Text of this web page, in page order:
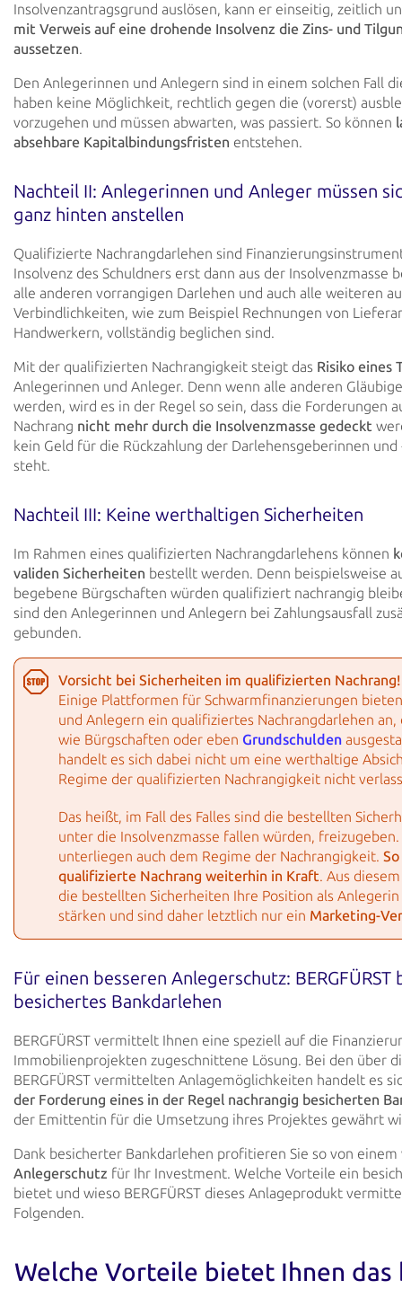
Insolvenzantragsgrund auslösen, kann er einseitig, zeitlich
mit Verweis auf eine drohende Insolvenz die Zins- und
aussetzen.
Den Anlegerinnen und Anlegern sind in einem solchen Fall
haben keine Möglichkeit, rechtlich gegen die (vorerst)
vorzugehen und müssen abwarten, was passiert. So können
absehbare Kapitalbindungsfristen entstehen.
Nachteil II: Anlegerinnen und Anleger müssen
ganz hinten anstellen
Qualifizierte Nachrangdarlehen sind
Insolvenz des Schuldners erst dann aus der Insolvenzmasse
alle anderen vorrangigen Darlehen und auch alle weiteren
Verbindlichkeiten, wie zum Beispiel Rechnungen von
Handwerkern, vollständig beglichen sind.
Mit der qualifizierten Nachrangigkeit steigt das Risiko eines
Anlegerinnen und Anleger. Denn wenn alle anderen
werden, wird es in der Regel so sein, dass die Forderungen
Nachrang nicht mehr durch die Insolvenzmasse gedeckt
kein Geld für die Rückzahlung der Darlehensgeberinnen
steht.
Nachteil III: Keine werthaltigen Sicherheiten
Im Rahmen eines qualifizierten Nachrangdarlehens können
validen Sicherheiten bestellt werden. Denn beispielsweise
begebene Bürgschaften würden qualifiziert nachrangig
sind den Anlegerinnen und Anlegern bei Zahlungsausfall
gebunden.
Vorsicht bei Sicherheiten im qualifizierten Nachrang!
Einige Plattformen für Schwarmfinanzierungen
und Anlegern ein qualifiziertes Nachrangdarlehen
wie Bürgschaften oder eben Grundschulden
handelt es sich dabei nicht um eine werthaltige
Regime der qualifizierten Nachrangigkeit nicht
Das heißt, im Fall des Falles sind die bestellten
unter die Insolvenzmasse fallen würden,
unterliegen auch dem Regime der Nachrangigkeit.
qualifizierte Nachrang weiterhin in Kraft. Aus
die bestellten Sicherheiten Ihre Position als
stärken und sind daher letztlich nur ein Marketing-
Für einen besseren Anlegerschutz:
besichertes Bankdarlehen
BERGFÜRST vermittelt Ihnen eine speziell auf die
Immobilienprojekten zugeschnittene Lösung. Bei den über
BERGFÜRST vermittelten Anlagemöglichkeiten handelt es
der Forderung eines in der Regel nachrangig besicherten
der Emittentin für die Umsetzung ihres Projektes gewährt
Dank besicherter Bankdarlehen profitieren Sie so von einem
Anlegerschutz für Ihr Investment. Welche Vorteile ein
bietet und wieso BERGFÜRST dieses Anlageprodukt
Folgenden.
Welche Vorteile bietet Ihnen das